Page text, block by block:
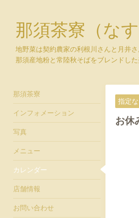
那須茶寮（な
地野菜は契約農家の利根川さんと月井さ
那須産地粉と常陸秋そばをブレンドし
指定
お休
那須茶寮
インフォメーション
写真
メニュー
カレンダー
店舗情報
お問い合わせ